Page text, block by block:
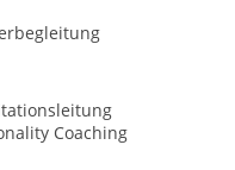
Coaching